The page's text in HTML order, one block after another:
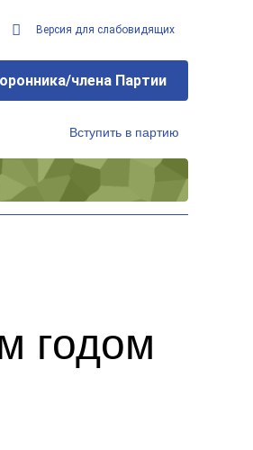
Версия для слабовидящих
члена Партии
Вступить в партию
годом